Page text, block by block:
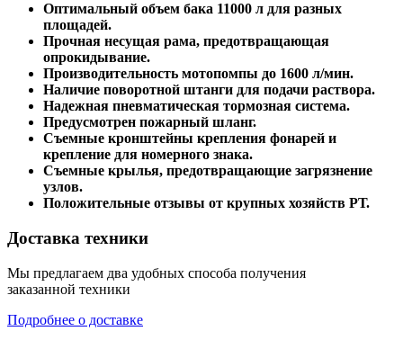
Оптимальный объем бака 11000 л для разных
площадей.
Прочная несущая рама, предотвращающая
опрокидывание.
Производительность мотопомпы до 1600 л/мин.
Наличие поворотной штанги для подачи раствора.
Надежная пневматическая тормозная система.
Предусмотрен пожарный шланг.
Съемные кронштейны крепления фонарей и
крепление для номерного знака.
Съемные крылья, предотвращающие загрязнение
узлов.
Положительные отзывы от крупных хозяйств РТ.
Доставка техники
Мы предлагаем два удобных способа получения
заказанной техники
Подробнее о доставке